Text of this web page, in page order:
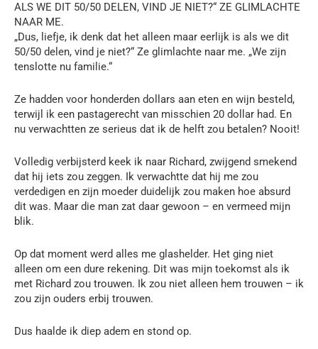
ALS WE DIT 50/50 DELEN, VIND JE NIET?“ ZE GLIMLACHTE
NAAR ME.
„Dus, liefje, ik denk dat het alleen maar eerlijk is als we dit
50/50 delen, vind je niet?“ Ze glimlachte naar me. „We zijn
tenslotte nu familie.“
Ze hadden voor honderden dollars aan eten en wijn besteld,
terwijl ik een pastagerecht van misschien 20 dollar had. En
nu verwachtten ze serieus dat ik de helft zou betalen? Nooit!
Volledig verbijsterd keek ik naar Richard, zwijgend smekend
dat hij iets zou zeggen. Ik verwachtte dat hij me zou
verdedigen en zijn moeder duidelijk zou maken hoe absurd
dit was. Maar die man zat daar gewoon – en vermeed mijn
blik.
Op dat moment werd alles me glashelder. Het ging niet
alleen om een dure rekening. Dit was mijn toekomst als ik
met Richard zou trouwen. Ik zou niet alleen hem trouwen – ik
zou zijn ouders erbij trouwen.
Dus haalde ik diep adem en stond op.